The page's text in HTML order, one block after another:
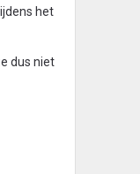
het
dus niet